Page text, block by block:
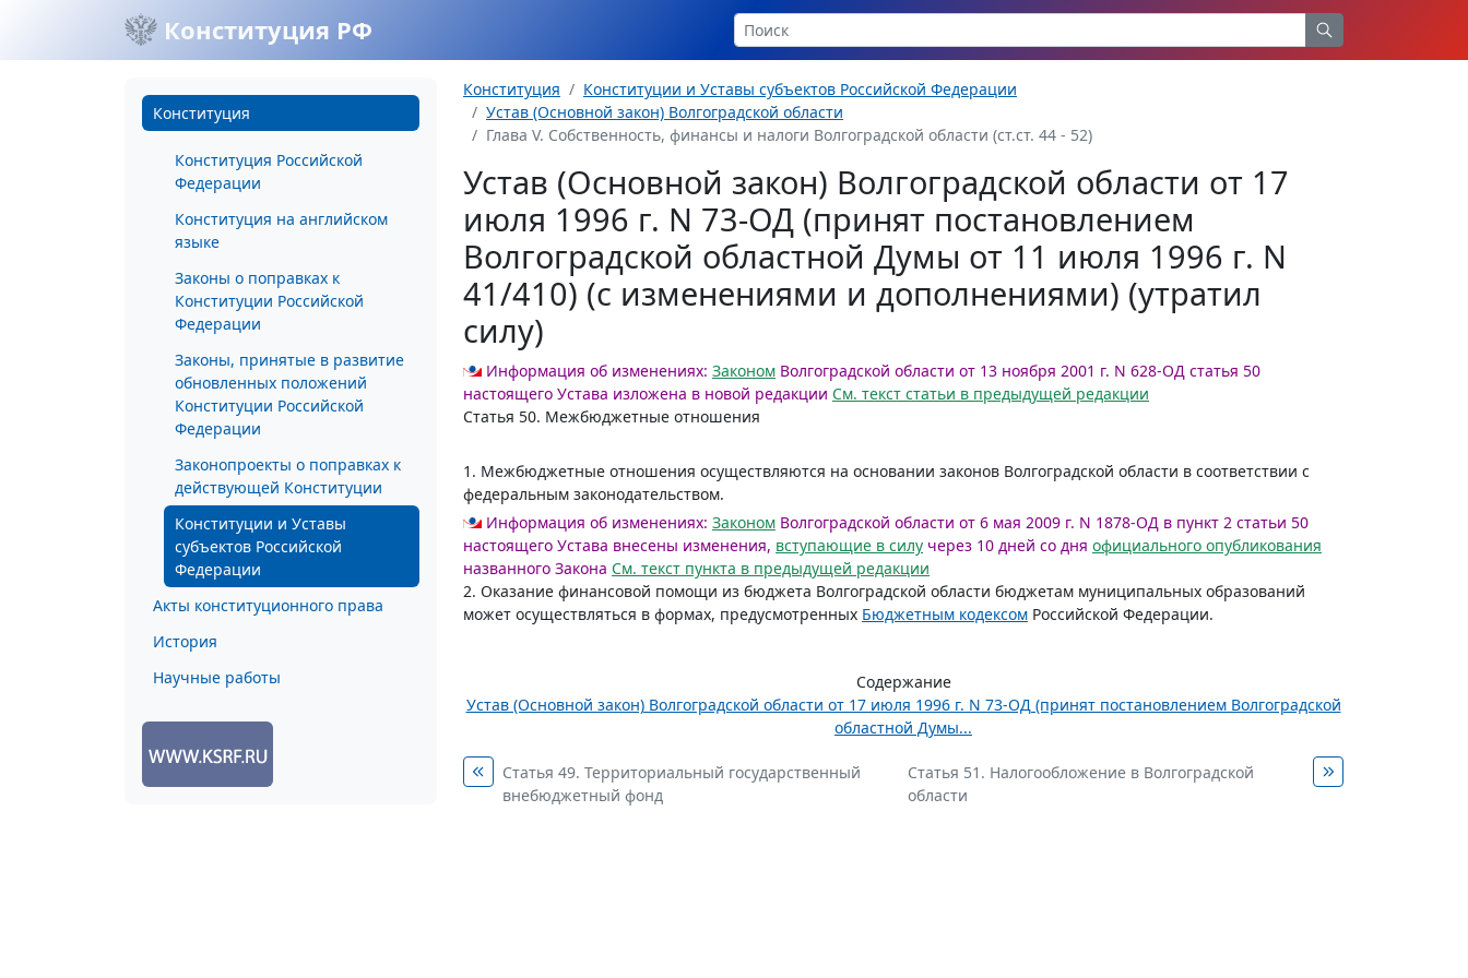
Конституция РФ
Конституция
Конституция Российской
Федерации
Конституция на английском
языке
Законы о поправках к
Конституции Российской
Федерации
Законы, принятые в развитие
обновленных положений
Конституции Российской
Федерации
Законопроекты о поправках к
действующей Конституции
Конституции и Уставы
субъектов Российской
Федерации
Акты конституционного права
История
Научные работы
Конституция
Конституции и Уставы субъектов Российской Федерации
Устав (Основной закон) Волгоградской области
Глава V. Собственность, финансы и налоги Волгоградской области (ст.ст. 44 - 52)
Устав (Основной закон) Волгоградской области от 17
июля 1996 г. N 73-ОД (принят постановлением
Волгоградской областной Думы от 11 июля 1996 г. N
41/410) (с изменениями и дополнениями) (утратил
силу)
Информация об изменениях: Законом Волгоградской области от 13 ноября 2001 г. N 628-ОД статья 50
настоящего Устава изложена в новой редакции См. текст статьи в предыдущей редакции
Статья 50. Межбюджетные отношения
1. Межбюджетные отношения осуществляются на основании законов Волгоградской области в соответствии с
федеральным законодательством.
Информация об изменениях: Законом Волгоградской области от 6 мая 2009 г. N 1878-ОД в пункт 2 статьи 50
настоящего Устава внесены изменения, вступающие в силу через 10 дней со дня официального опубликования
названного Закона См. текст пункта в предыдущей редакции
2. Оказание финансовой помощи из бюджета Волгоградской области бюджетам муниципальных образований
может осуществляться в формах, предусмотренных Бюджетным кодексом Российской Федерации.
Содержание
Устав (Основной закон) Волгоградской области от 17 июля 1996 г. N 73-ОД (принят постановлением Волгоградской
областной Думы...
Статья 49. Территориальный государственный
внебюджетный фонд
Статья 51. Налогообложение в Волгоградской
области